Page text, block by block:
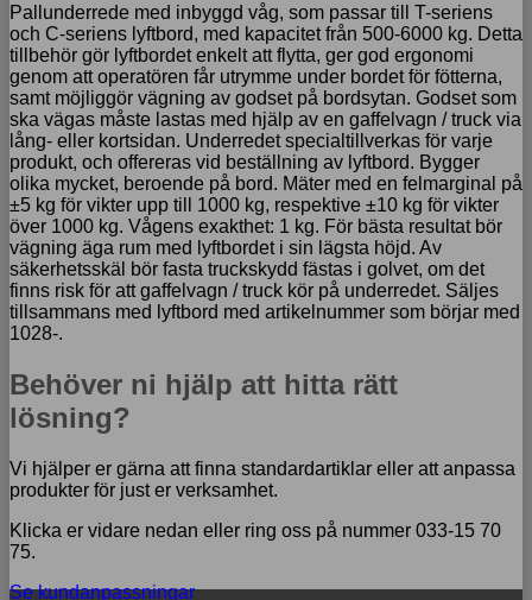
Pallunderrede med inbyggd våg, som passar till T-seriens
och C-seriens lyftbord, med kapacitet från 500-6000 kg. Detta
tillbehör gör lyftbordet enkelt att flytta, ger god ergonomi
genom att operatören får utrymme under bordet för fötterna,
samt möjliggör vägning av godset på bordsytan. Godset som
ska vägas måste lastas med hjälp av en gaffelvagn / truck via
lång- eller kortsidan. Underredet specialtillverkas för varje
produkt, och offereras vid beställning av lyftbord. Bygger
olika mycket, beroende på bord. Mäter med en felmarginal på
±5 kg för vikter upp till 1000 kg, respektive ±10 kg för vikter
över 1000 kg. Vågens exakthet: 1 kg. För bästa resultat bör
vägning äga rum med lyftbordet i sin lägsta höjd. Av
säkerhetsskäl bör fasta truckskydd fästas i golvet, om det
finns risk för att gaffelvagn / truck kör på underredet. Säljes
tillsammans med lyftbord med artikelnummer som börjar med
1028-.
Behöver ni hjälp att hitta rätt
lösning?
Vi hjälper er gärna att finna standardartiklar eller att anpassa
produkter för just er verksamhet.
Klicka er vidare nedan eller ring oss på nummer 033-15 70
75.
Se kundanpassningar